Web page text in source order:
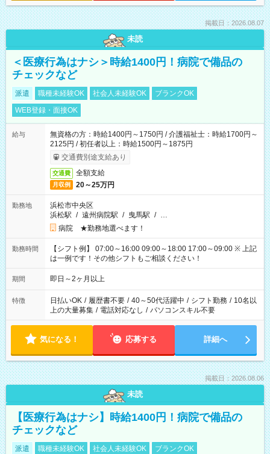
掲載日：2026.08.07
未読
＜医療行為はナシ＞時給1400円！病院で備品の
チェックなど
派遣 職種未経験OK 社会人未経験OK
ブランクOK
WEB登録・面接OK
給与
無資格の方：時給1400円～1750円 / 介護福祉士：時給1700円～
2125円 / 初任者以上：時給1500円～1875円
交通費別途支給あり
交通費 全額支給
月収例 20～25万円
勤務地
浜松市中央区
浜松駅 / 遠州病院駅 / 曳馬駅 / …
病院 ★勤務地選べます！
勤務時間
【シフト例】 07:00～16:00 09:00～18:00 17:00～09:00 ※ 上記
は一例です！その他シフトもご相談ください！
期間 即日～2ヶ月以上
特徴 日払いOK / 履歴書不要 / 40～50代活躍中 / シフト勤務 / 10名以
上の大量募集 / 電話対応なし / パソコンスキル不要
気になる！ 応募する 詳細へ
掲載日：2026.08.06
未読
【医療行為はナシ】時給1400円！病院で備品の
チェックなど
派遣 職種未経験OK 社会人未経験OK
ブランクOK